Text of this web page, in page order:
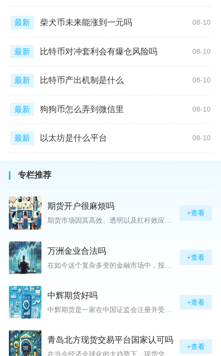
最新 柴犬币未来能涨到一元吗 08-10
最新 比特币对冲套利会有爆仓风险吗 08-10
最新 比特币产出机制是什么 08-10
最新 狗狗币怎么弄到微信里 08-10
最新 以太坊是什么平台 08-10
专栏推荐
期货开户很麻烦吗
期货市场因其高效、透明以及杠杆效应而吸引着众多投资者的目光，但对初入此市场的新手而言，最初的一步——开户，往往充满了疑惑与顾虑，“期货开户很麻烦吗？”这是许多人的疑问。首先要明确的是，在中国进行期货交易需要通过正规的期货公司来开立账户。期货公司作为专业的金融服务机构，能够提供期货交易进出、风险管理等服务。因监管要求严格，期货开户过程中涉及到的身份验证、风险评估等步骤确实比较繁琐，但这些都是为了保护投资者的利益而设定的。开户流程一般包括：选择期货公司、提交个人资料进行身份验证、
+查看
万洲金业合法吗
+查看
中辉期货好吗
+查看
青岛北方现货交易平台国家认可吗
+查看